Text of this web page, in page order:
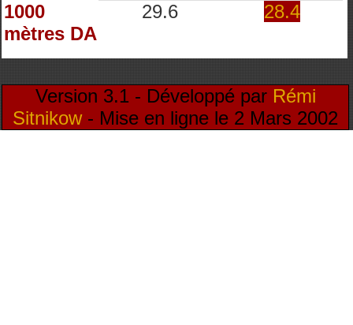
1000
mètres DA
29.6 28.4
Version 3.1 - Développé par Rémi
Sitnikow- Mise en ligne le 2 Mars 2002